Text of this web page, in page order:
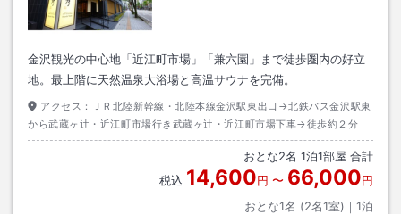
金沢観光の中心地「近江町市場」「兼六園」まで徒歩圏内の好立
地。最上階に天然温泉大浴場と高温サウナを完備。
アクセス：
ＪＲ北陸新幹線・北陸本線金沢駅東出口→北鉄バス金沢駅東
から武蔵ヶ辻・近江町市場行き武蔵ヶ辻・近江町市場下車→徒歩約２分
おとな2名 1泊1部屋 合計
税込 14,600円 〜 66,000円
おとな1名 (2名1室)｜ 1泊